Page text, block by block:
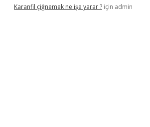
Karanfil çiğnemek ne işe yarar ? için admin